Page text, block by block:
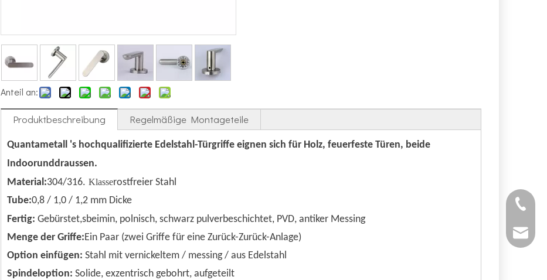
Anteil an:
Produktbeschreibung Regelmäßige Montageteile
Quantametall 's hochqualifizierte Edelstahl-Türgriffe eignen sich für Holz, feuerfeste Türen, beide
Indoorunddraussen.
Material:304/316. Klasserostfreier Stahl
Tube:0,8 / 1,0 / 1,2 mm Dicke
Fertig: Gebürstet,sbeimin, polnisch, schwarz pulverbeschichtet, PVD, antiker Messing
Menge der Griffe:Ein Paar (zwei Griffe für eine Zurück-Zurück-Anlage)
Option einfügen: Stahl mit vernickeltem / messing / aus Edelstahl
Spindeloption: Solide, exzentrisch gebohrt, aufgeteilt
Roger